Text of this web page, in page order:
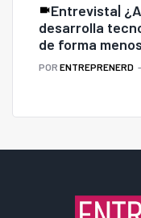
Entrevista|
desarrolla
de forma
POR ENTREPRENERD